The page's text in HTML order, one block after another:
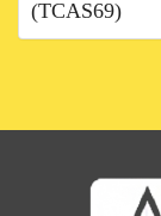
(TCAS69)